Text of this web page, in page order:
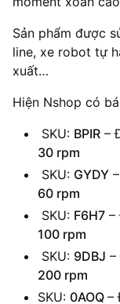
Sản phẩm được
line, xe robot tự
xuất…
Hiện Nshop có
SKU: BPIR –
30 rpm
SKU: GYDY
60 rpm
SKU: F6H7 –
100 rpm
SKU: 9DBJ –
200 rpm
SKU: 0AOQ –